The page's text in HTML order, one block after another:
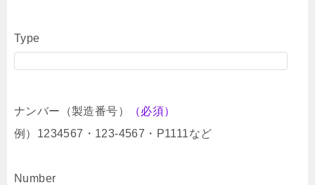
Type
ナンバー（製造番号）
（必須）
例）1234567・123-4567・P1111など
Number